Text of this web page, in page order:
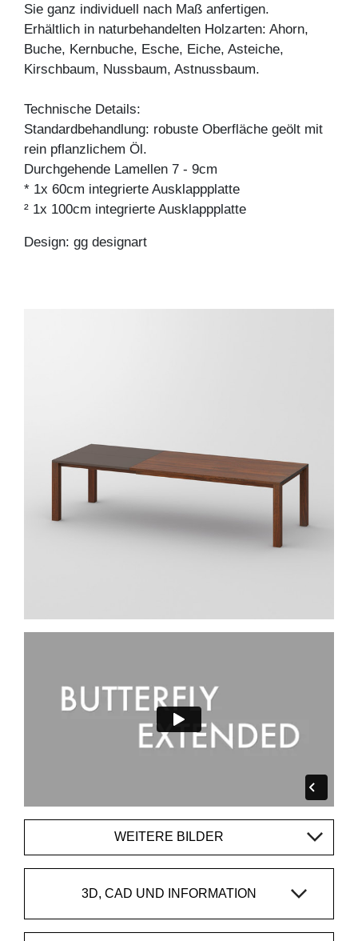
Sie ganz individuell nach Maß anfertigen.
Erhältlich in naturbehandelten Holzarten: Ahorn,
Buche, Kernbuche, Esche, Eiche, Asteiche,
Kirschbaum, Nussbaum, Astnussbaum.
Technische Details:
Standardbehandlung: robuste Oberfläche geölt mit
rein pflanzlichem Öl.
Durchgehende Lamellen 7 - 9cm
* 1x 60cm integrierte Ausklappplatte
² 1x 100cm integrierte Ausklappplatte
Design: gg designart
WEITERE BILDER
3D, CAD UND INFORMATION